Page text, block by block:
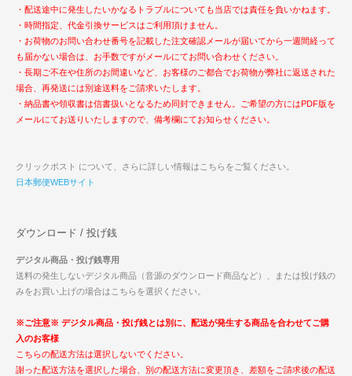
・配送途中に発生したいかなるトラブルについても当店では責任を負いかねます。
・時間指定、代金引換サービスはご利用頂けません。
・お荷物のお問い合わせ番号を記載した注文確認メールが届いてから一週間経って
も届かない場合は、お手数ですがメールにてお問い合わせください。
・長期ご不在や住所のお間違いなど、お客様のご都合でお荷物が弊社に返送された
場合、再発送には別途送料をご請求いたします。
・納品書や領収書は信書扱いとなるため同封できません。ご希望の方にはPDF版を
メールにてお送りいたしますので、備考欄にてお知らせください。
クリックポスト について、さらに詳しい情報はこちらをご覧ください。
日本郵便WEBサイト
ダウンロード / 投げ銭
デジタル商品・投げ銭専用
送料の発生しないデジタル商品（音源のダウンロード商品など）、または投げ銭の
みをお買い上げの場合はこちらを選択ください。
※ご注意※ デジタル商品・投げ銭とは別に、配送が発生する商品を合わせてご購
入のお客様
こちらの配送方法は選択しないでください。
謝った配送方法を選択した場合、別の配送方法に変更頂き、差額をご請求後の配送